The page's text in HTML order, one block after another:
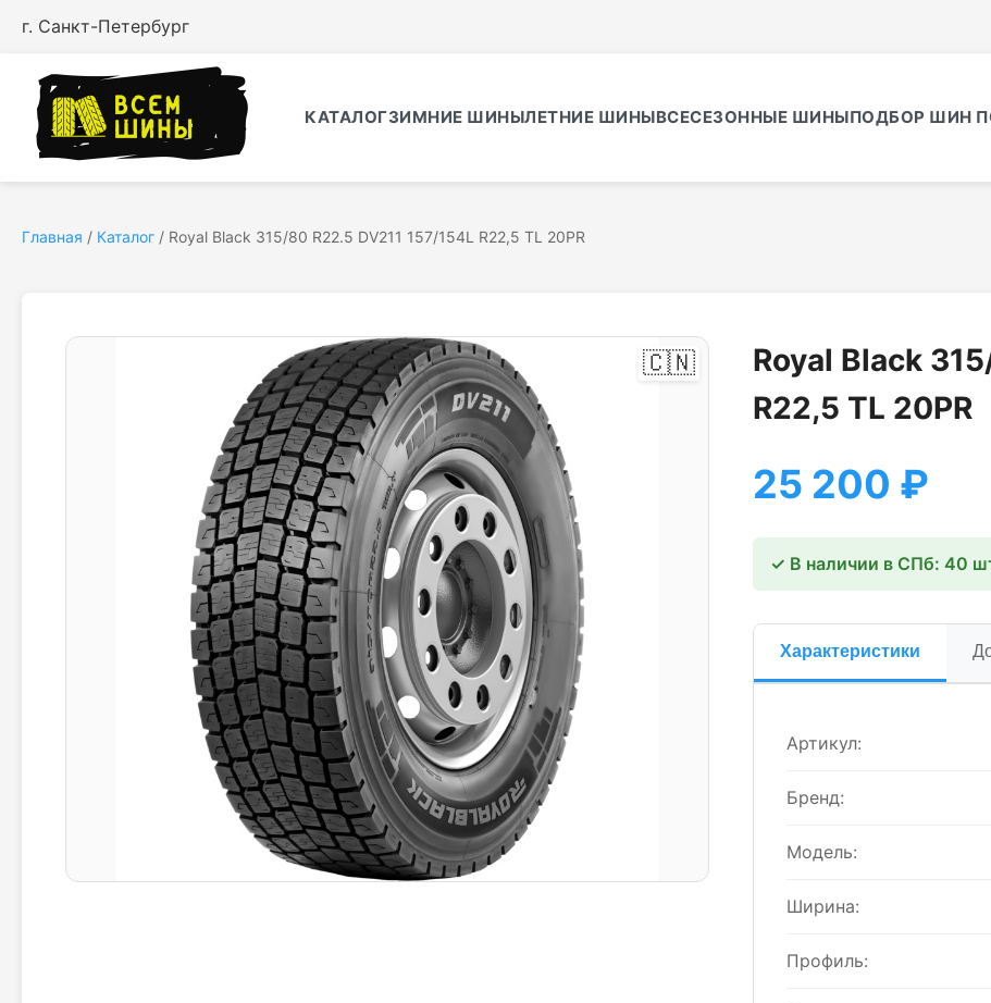
г. Санкт-Петербург
КАТАЛОГЗИМНИЕ ШИНЫЛЕТНИЕ ШИНЫВСЕСЕЗОННЫЕ ШИНЫПОДБОР ШИН
Главная / Каталог / Royal Black 315/80 R22.5 DV211 157/154L R22,5 TL 20PR
🇨🇳
Royal Black
R22,5 TL 20PR
25 200 ₽
✓ В наличии в СПб: 40
Характеристики
Артикул:
Бренд:
Модель:
Ширина:
Профиль: